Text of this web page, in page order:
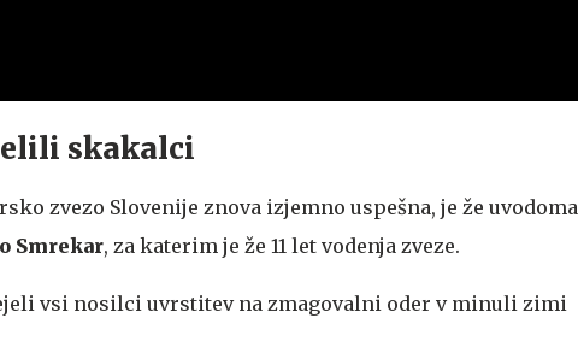
skakalci
zvezo Slovenije znova izjemno uspešna, je že uvodoma
Smrekar, za katerim je že 11 let vodenja zveze.
vsi nosilci uvrstitev na zmagovalni oder v minuli zimi